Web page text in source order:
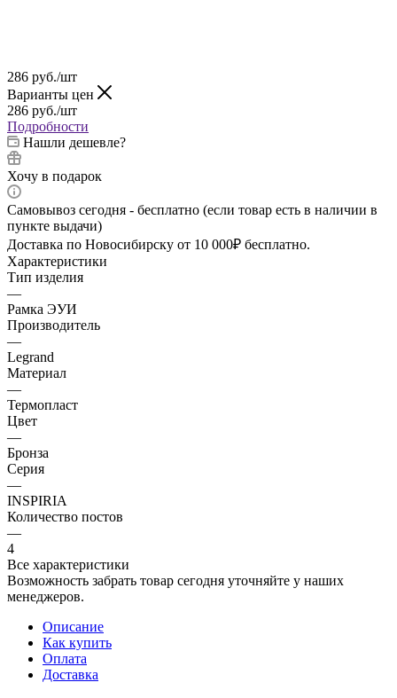
286 руб./шт
Варианты цен
286 руб./шт
Подробности
Нашли дешевле?
Хочу в подарок
Самовывоз сегодня - бесплатно (если товар есть в наличии в
пункте выдачи)
Доставка по Новосибирску от 10 000₽ бесплатно.
Характеристики
Тип изделия
—
Рамка ЭУИ
Производитель
—
Legrand
Материал
—
Термопласт
Цвет
—
Бронза
Серия
—
INSPIRIA
Количество постов
—
4
Все характеристики
Возможность забрать товар сегодня уточняйте у наших
менеджеров.
Описание
Как купить
Оплата
Доставка